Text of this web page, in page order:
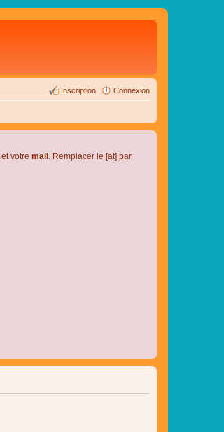
Connexion
Inscription
et votre mail . Remplacer le [at] par